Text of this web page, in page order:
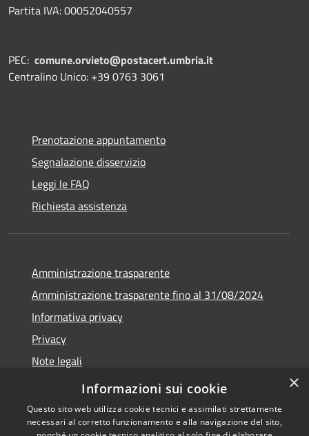
Partita IVA: 00052040557
PEC: comune.orvieto@postacert.umbria.it
Centralino Unico: +39 0763 3061
Prenotazione appuntamento
Segnalazione disservizio
Leggi le FAQ
Richiesta assistenza
Amministrazione trasparente
Amministrazione trasparente fino al 31/08/2024
Informativa privacy
Privacy
Note legali
Dichiarazione di accessibilità
×
Informazioni sui cookie
Questo sito web utilizza cookie tecnici e assimilati strettamente
necessari al corretto funzionamento e alla navigazione del sito,